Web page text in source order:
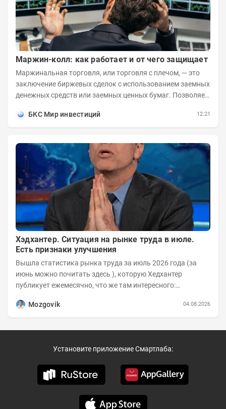
Маржин-колл: как работает и от чего защищает
Маржинальная торговля, или торговля с плечом, — это
заключение биржевых сделок с использованием заемных
денежных средств или заемных ценных бумаг. Позволяет
БКС Мир инвестиций
12:21
Хэдхантер. Ситуация на рынке труда в июле.
Есть признаки улучшения
Вышла статистика рынка труда за июль 2026 года (за
июнь можно почитать здесь ), которую Хедхантер
публикует ежемесячно, что же там интересного:
Mozgovik
04.08.2026
Установите приложение Смартлаба: